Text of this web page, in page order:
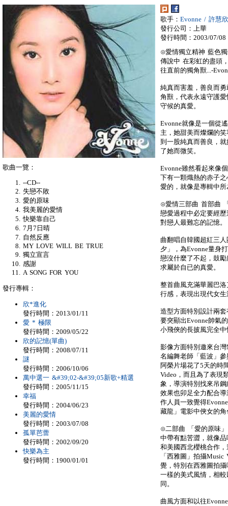
歌手： Evonne / 許慧欣
發行公司：上華
發行時間：2003/07/08
⊙愛情獨立精神 藍色
傳說中 在彩虹的盡頭
往直前的獨角獸...-
純真而害羞，善良而
角獸，代表永遠守護
守候的真愛。
Evonne就像是一個從
主，她甜美而燦爛的
到一股純真而善良，
了她而微笑。
Evonne雖然看起來像
下有一顆熾熱的赤子
愛的，就像是專輯中
⊙愛情三部曲 首部曲
戀愛過程中必定要經
對戀人最難忘的記憶。
曲翻唱自韓國超紅三
夕」，為Evonne量身
戀沒什麼了不起，鼓
求屬於自已的真愛。
整首曲風充滿華麗巴
行感，表現出現代女
造型方面特別設計兩
要突顯出Evonne帥氣
小飛俠的長披風完全
影像方面特別邀來台
名編舞老師「藍波」
阿榮片場花了5天的時
Video，而且為了表現
象，導演特別找來吊
效果也卯足全力配合
作人員一致覺得
藏龍」電影中俠女的角
⊙二部曲 「愛的原味
中帶有點苦澀，就像
和美國西北櫻桃合作
「西雅圖」拍攝
覺，特別在西雅圖拍
一樣的美式風情，相
同。
曲風方面和以往
歌曲一覽：
--CD--
失戀不敗
愛的原味
我美麗的愛情
快樂靠自己
7月7日晴
自然反應
MY LOVE WILL BE TRUE
獨立宣言
感謝
A SONG FOR YOU
發行專輯：
欣*進化
發行時間：2013/01/11
愛 * 極限
發行時間：2009/05/22
欣的記憶(單曲)
發行時間：2008/07/11
謎
發行時間：2006/10/06
萬中選一 &#39;02-&#39;05新歌+精選
發行時間：2005/11/15
幸福
發行時間：2004/06/23
美麗的愛情
發行時間：2003/07/08
孤單芭蕾
發行時間：2002/09/20
快樂為主
發行時間：1900/01/01